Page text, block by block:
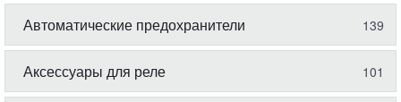
Автоматические предохранители 139
Аксессуары для реле 101